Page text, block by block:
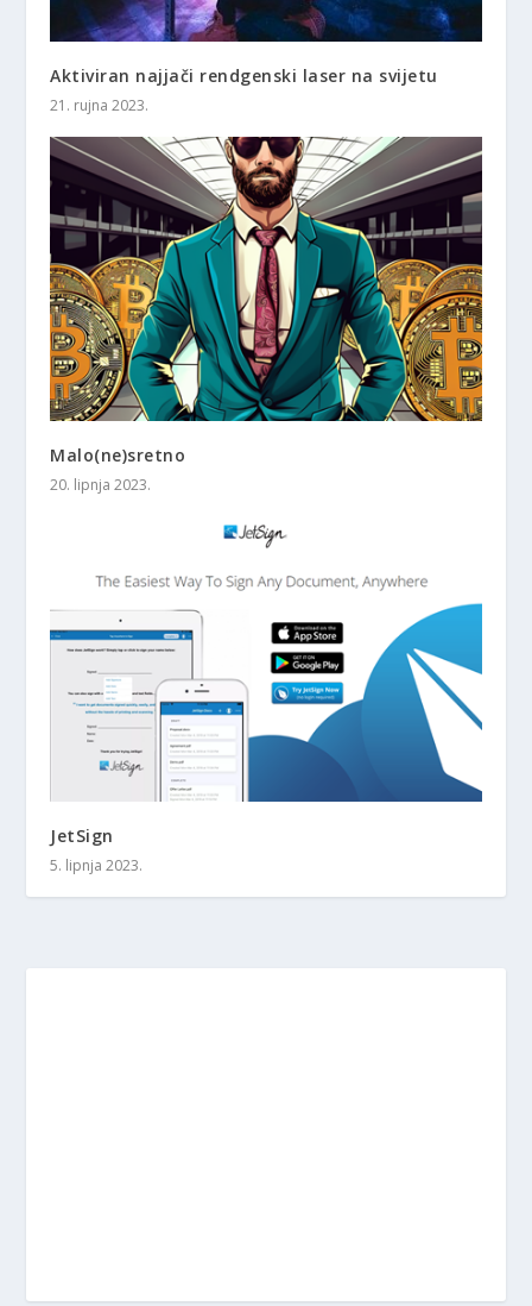
Aktiviran najjači rendgenski laser na svijetu
21. rujna 2023.
Malo(ne)sretno
20. lipnja 2023.
JetSign
5. lipnja 2023.